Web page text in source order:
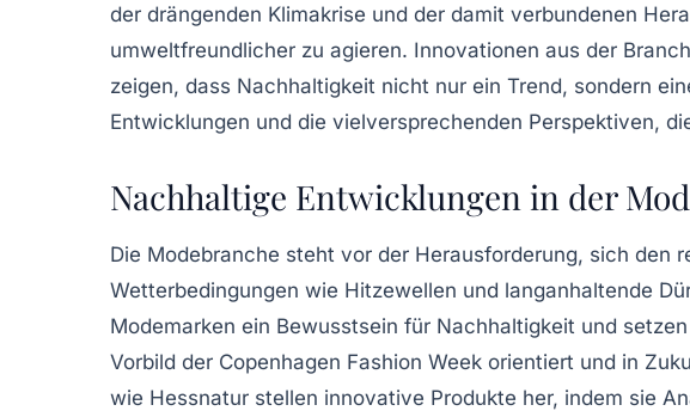
der drängenden Klimakrise und der damit verbundenen
umweltfreundlicher zu agieren. Innovationen aus der
zeigen, dass Nachhaltigkeit nicht nur ein Trend, sondern
Entwicklungen und die vielversprechenden Perspektiven,
Nachhaltige Entwicklungen in der
Die Modebranche steht vor der Herausforderung, sich den
Wetterbedingungen wie Hitzewellen und langanhaltende
Modemarken ein Bewusstsein für Nachhaltigkeit und
Vorbild der Copenhagen Fashion Week orientiert und in
wie Hessnatur stellen innovative Produkte her, indem sie